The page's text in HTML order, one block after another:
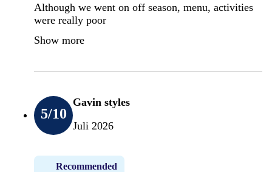
Although we went on off season, menu, activities
were really poor
Show more
5/10
Gavin styles
Juli 2026
Recommended